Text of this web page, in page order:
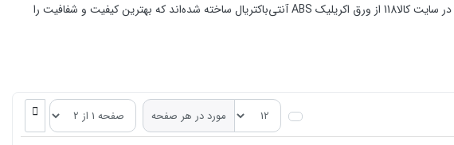
(که ابعاد و کاربرد مشابهی دارند) را هم می‌توانید مشاهده کنید. تمام جکوزی‌های 4 نفره موجود در سایت کالا118 از ورق اکریلیک ABS آنتی‌باکتریال ساخته شده‌اند که بهترین کیفیت و شفافیت را
مورد در هر صفحه